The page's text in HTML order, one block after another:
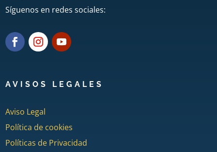
Síguenos en redes sociales:
AVISOS LEGALES
Aviso Legal
Política de cookies
Políticas de Privacidad